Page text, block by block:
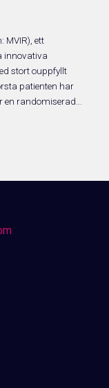
MVIR), ett
innovativa
stort ouppfyllt
patienten har
en randomiserad...